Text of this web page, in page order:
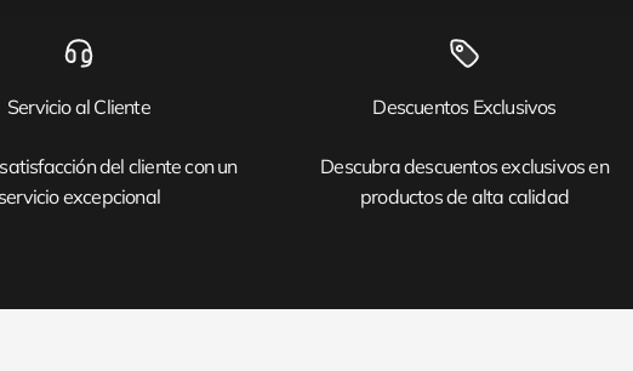
Servicio al Cliente
del cliente con un
excepcional
Descuentos Exclusivos
Descubra descuentos exclusivos en
productos de alta calidad